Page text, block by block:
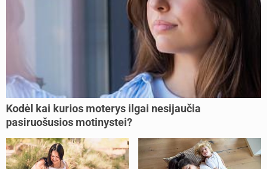
Kodėl kai kurios moterys ilgai nesijaučia
pasiruošusios motinystei?